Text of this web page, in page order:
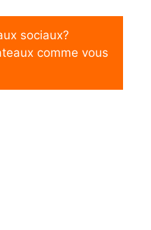
sociaux?
comme vous